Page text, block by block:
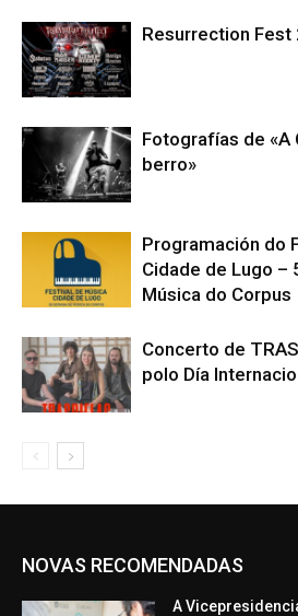
Resurrection
Fotografías de «A
berro»
Programación do
Cidade de Lugo –
Música do Corpus
Concerto de
polo Día
NOVAS RECOMENDADAS
A